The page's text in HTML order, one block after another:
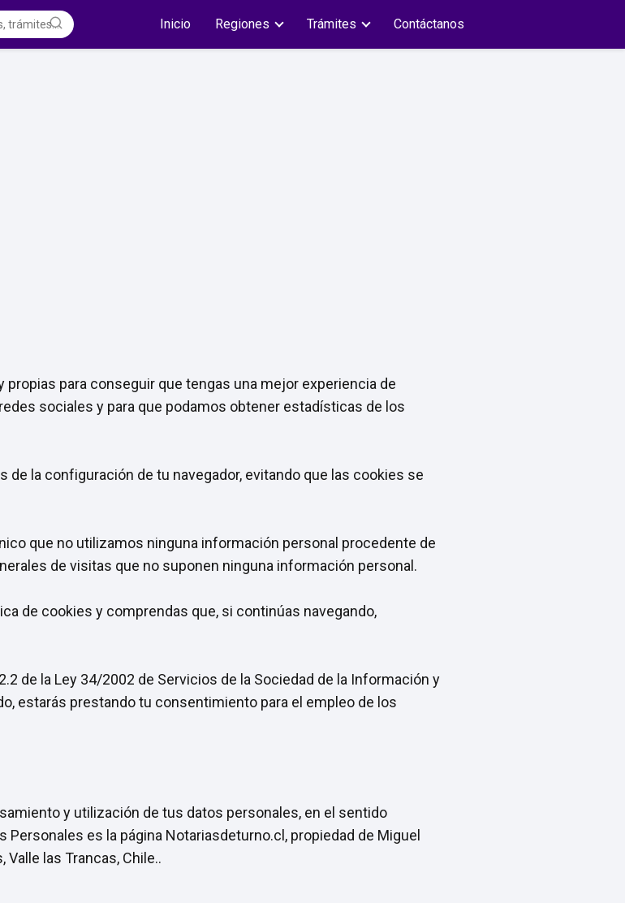
Inicio Regiones Trámites Contáctanos
para conseguir que tengas una mejor experiencia de
sociales y para que podamos obtener estadísticas de los
de la configuración de tu navegador, evitando que las cookies se
que no utilizamos ninguna información personal procedente de
de visitas que no suponen ninguna información personal.
de cookies y comprendas que, si continúas navegando,
de la Ley 34/2002 de Servicios de la Sociedad de la Información y
estarás prestando tu consentimiento para el empleo de los
y utilización de tus datos personales, en el sentido
es la página Notariasdeturno.cl, propiedad de Miguel
las Trancas, Chile..